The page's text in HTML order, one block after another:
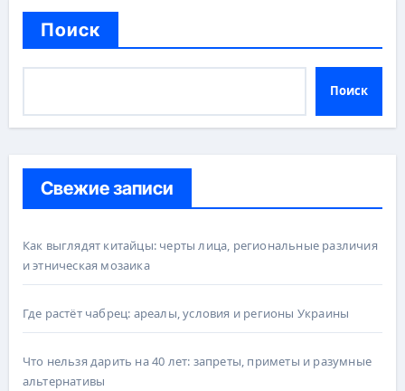
Поиск
Поиск
Свежие записи
Как выглядят китайцы: черты лица, региональные различия
и этническая мозаика
Где растёт чабрец: ареалы, условия и регионы Украины
Что нельзя дарить на 40 лет: запреты, приметы и разумные
альтернативы